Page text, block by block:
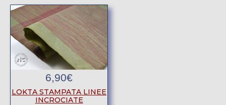
6,90€
LOKTA STAMPATA LINEE
INCROCIATE